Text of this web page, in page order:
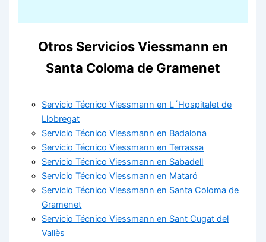
Otros Servicios Viessmann en
Santa Coloma de Gramenet
Servicio Técnico Viessmann en L´Hospitalet de
Llobregat
Servicio Técnico Viessmann en Badalona
Servicio Técnico Viessmann en Terrassa
Servicio Técnico Viessmann en Sabadell
Servicio Técnico Viessmann en Mataró
Servicio Técnico Viessmann en Santa Coloma de
Gramenet
Servicio Técnico Viessmann en Sant Cugat del
Vallès